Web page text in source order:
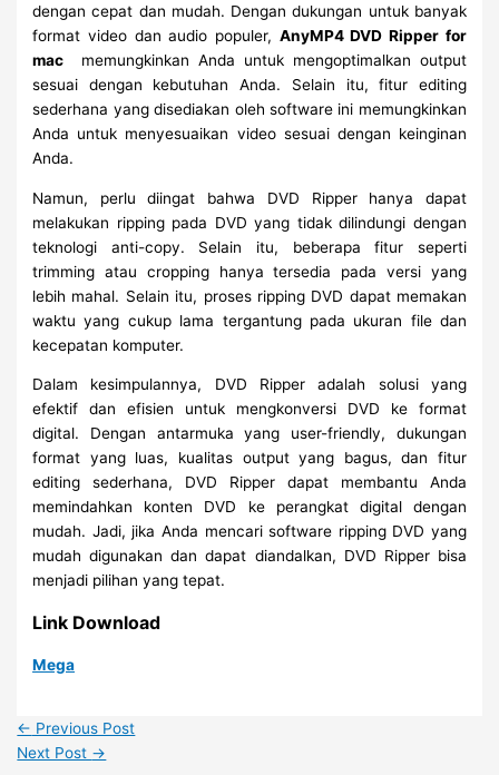
dengan cepat dan mudah. Dengan dukungan untuk banyak
format video dan audio populer, AnyMP4 DVD Ripper for
mac memungkinkan Anda untuk mengoptimalkan output
sesuai dengan kebutuhan Anda. Selain itu, fitur editing
sederhana yang disediakan oleh software ini memungkinkan
Anda untuk menyesuaikan video sesuai dengan keinginan
Anda.
Namun, perlu diingat bahwa DVD Ripper hanya dapat
melakukan ripping pada DVD yang tidak dilindungi dengan
teknologi anti-copy. Selain itu, beberapa fitur seperti
trimming atau cropping hanya tersedia pada versi yang
lebih mahal. Selain itu, proses ripping DVD dapat memakan
waktu yang cukup lama tergantung pada ukuran file dan
kecepatan komputer.
Dalam kesimpulannya, DVD Ripper adalah solusi yang
efektif dan efisien untuk mengkonversi DVD ke format
digital. Dengan antarmuka yang user-friendly, dukungan
format yang luas, kualitas output yang bagus, dan fitur
editing sederhana, DVD Ripper dapat membantu Anda
memindahkan konten DVD ke perangkat digital dengan
mudah. Jadi, jika Anda mencari software ripping DVD yang
mudah digunakan dan dapat diandalkan, DVD Ripper bisa
menjadi pilihan yang tepat.
Link Download
Mega
← Previous Post
Next Post →